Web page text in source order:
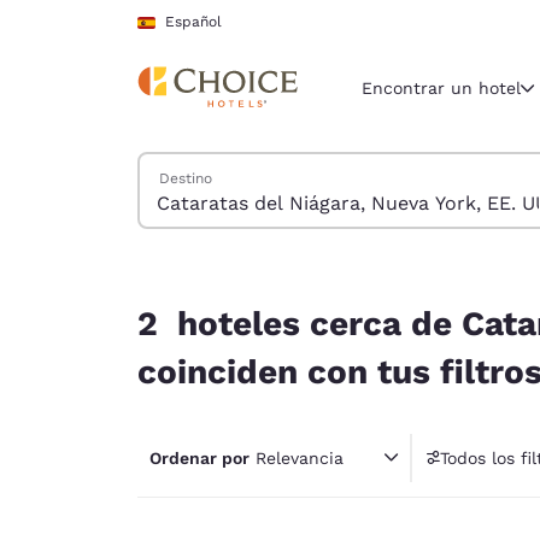
Saltar A Contenido Principal
Español
Región y
América
United
América
Encontrar un hotel
Buscar hoteles
Destino
2 hoteles cerca de
coinciden con tus
Ordenar por Relevancia Todos los
1